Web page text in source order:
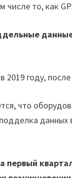
числе то, как
году,
что
первый